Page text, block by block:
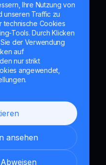
Ihre Nutzung von
unseren Traffic zu
technische Cookies
Tools. Durch Klicken
der Verwendung
auf
nur strikt
angewendet,
ansehen
Forschung und